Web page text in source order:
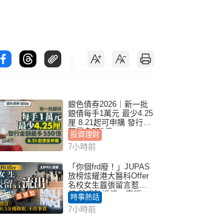
銀色債券2026｜新一批
銀債每手1萬元 最少4.25
厘 8.21起可申購 發行金
額最多550億
投資理財
7小時前
「你個frd廢！」JUPAS
放榜炫耀港大醫科Offer
名校女生囂張留言惹眾
怒 醫學院澄清：宣稱
「40.5分獲錄取」不符事
實｜Juicy叮
時事熱話
7小時前